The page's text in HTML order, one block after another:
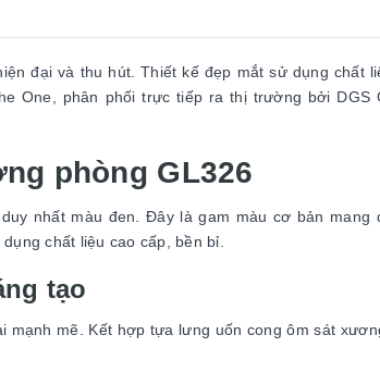
đại và thu hút. Thiết kế đẹp mắt sử dụng chất
One, phân phối trực tiếp ra thị trường bởi DGS
phòng GL326
nhất màu đen. Đây là gam màu cơ bản mang
chất liệu cao cấp, bền bỉ.
tạo
mẽ. Kết hợp tựa lưng uốn cong ôm sát